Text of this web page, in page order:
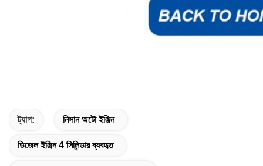
ট্যাগ: নিসান অটো ইঞ্জিন
ডিজেল ইঞ্জিন 4 সিলিন্ডার ব্যবহৃত